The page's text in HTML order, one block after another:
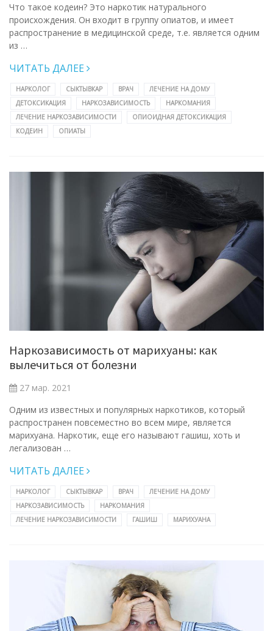
Что такое кодеин? Это наркотик натурального
происхождения. Он входит в группу опиатов, и имеет
распространение в медицинской среде, т.е. является одним
из …
ЧИТАТЬ ДАЛЕЕ
НАРКОЛОГ СЫКТЫВКАР ВРАЧ
ЛЕЧЕНИЕ НА ДОМУ
ДЕТОКСИКАЦИЯ
НАРКОЗАВИСИМОСТЬ
НАРКОМАНИЯ
ЛЕЧЕНИЕ НАРКОЗАВИСИМОСТИ
ОПИОИДНАЯ ДЕТОКСИКАЦИЯ
КОДЕИН
ОПИАТЫ
Наркозависимость от марихуаны: как
вылечиться от болезни
27 мар. 2021
Одним из известных и популярных наркотиков, который
распространен повсеместно во всем мире, является
марихуана. Наркотик, еще его называют гашиш, хоть и
легализован …
ЧИТАТЬ ДАЛЕЕ
НАРКОЛОГ СЫКТЫВКАР ВРАЧ
ЛЕЧЕНИЕ НА ДОМУ
НАРКОЗАВИСИМОСТЬ
НАРКОМАНИЯ
ЛЕЧЕНИЕ НАРКОЗАВИСИМОСТИ
ГАШИШ МАРИХУАНА